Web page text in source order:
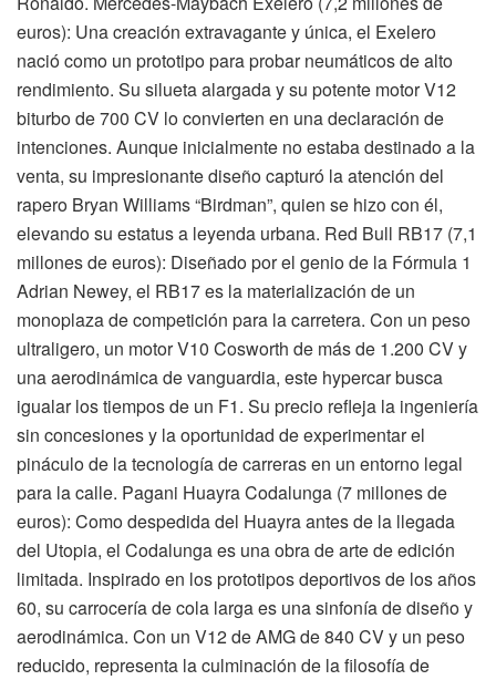
euros): Una creación extravagante y única, el Exelero
nació como un prototipo para probar neumáticos de alto
rendimiento. Su silueta alargada y su potente motor V12
biturbo de 700 CV lo convierten en una declaración de
intenciones. Aunque inicialmente no estaba destinado a la
venta, su impresionante diseño capturó la atención del
rapero Bryan Williams “Birdman”, quien se hizo con él,
elevando su estatus a leyenda urbana. Red Bull RB17 (7,1
millones de euros): Diseñado por el genio de la Fórmula 1
Adrian Newey, el RB17 es la materialización de un
monoplaza de competición para la carretera. Con un peso
ultraligero, un motor V10 Cosworth de más de 1.200 CV y
una aerodinámica de vanguardia, este hypercar busca
igualar los tiempos de un F1. Su precio refleja la ingeniería
sin concesiones y la oportunidad de experimentar el
pináculo de la tecnología de carreras en un entorno legal
para la calle. Pagani Huayra Codalunga (7 millones de
euros): Como despedida del Huayra antes de la llegada
del Utopia, el Codalunga es una obra de arte de edición
limitada. Inspirado en los prototipos deportivos de los años
60, su carrocería de cola larga es una sinfonía de diseño y
aerodinámica. Con un V12 de AMG de 840 CV y un peso
reducido, representa la culminación de la filosofía de